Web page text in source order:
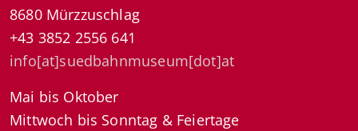
8680 Mürzzuschlag
+43 3852 2556 641
info[at]suedbahnmuseum[dot]at
Mai bis Oktober
Mittwoch bis Sonntag & Feiertage